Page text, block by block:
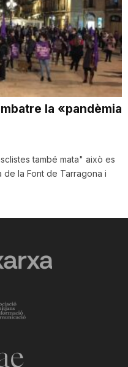
la «pandèmia
també mata" això es
la Font de Tarragona i